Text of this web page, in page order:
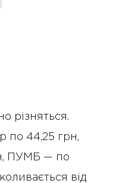
різняться.
по 44,25 грн,
ПУМБ — по
від